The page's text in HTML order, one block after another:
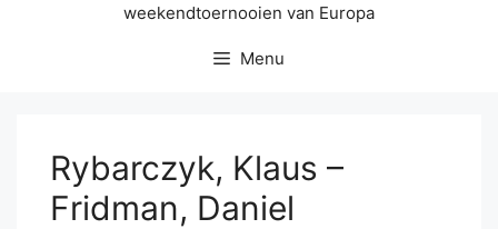
weekendtoernooien van Europa
Menu
Rybarczyk, Klaus –
Fridman, Daniel